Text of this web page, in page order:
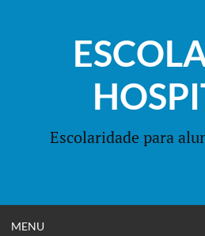
Escolaridade para
MENU